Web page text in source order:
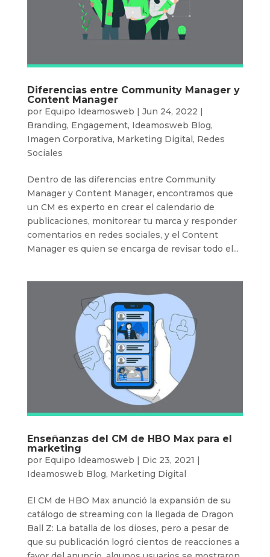
Diferencias entre Community Manager y
Content Manager
por Equipo Ideamosweb | Jun 24, 2022 |
Branding, Engagement, Ideamosweb Blog,
Imagen Corporativa, Marketing Digital, Redes
Sociales
Dentro de las diferencias entre Community
Manager y Content Manager, encontramos que
un CM es experto en crear el calendario de
publicaciones, monitorear tu marca y responder
comentarios en redes sociales, y el Content
Manager es quien se encarga de revisar todo el...
Enseñanzas del CM de HBO Max para el
marketing
por Equipo Ideamosweb | Dic 23, 2021 |
Ideamosweb Blog, Marketing Digital
El CM de HBO Max anunció la expansión de su
catálogo de streaming con la llegada de Dragon
Ball Z: La batalla de los dioses, pero a pesar de
que su publicación logró cientos de reacciones a